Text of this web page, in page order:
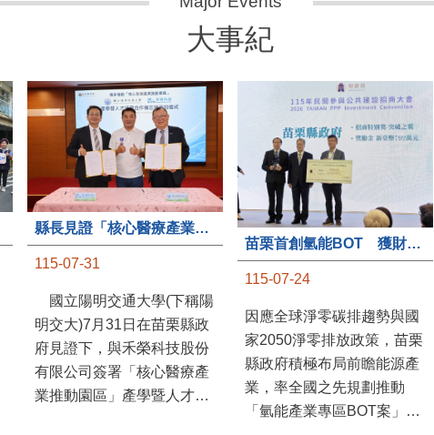
大事紀
115-07-31
國立陽明交通大學(下稱陽
明交大)7月31日在苗栗縣政
府見證下，與禾榮科技股份
有限公司簽署「核心醫療產
業推動園區」產學暨人才培
苗栗首創氫能BOT 獲財政部「突破之翼」肯定
115-07-24
因應全球淨零碳排趨勢與國
家2050淨零排放政策，苗栗
縣政府積極布局前瞻能源產
業，率全國之先規劃推動
「氫能產業專區BOT案」，